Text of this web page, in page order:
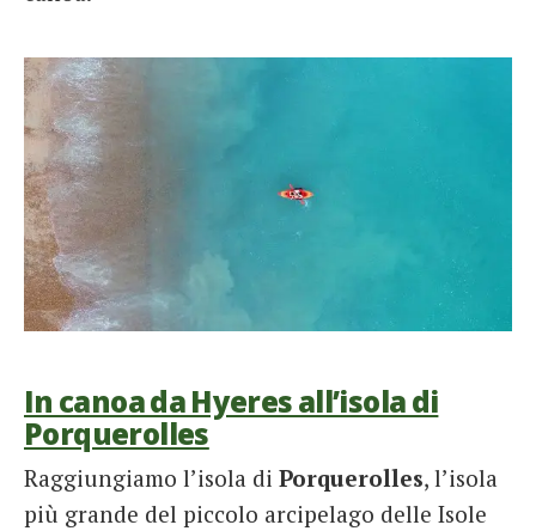
In canoa da Hyeres all’isola di
Porquerolles
Raggiungiamo l’isola di Porquerolles, l’isola
più grande del piccolo arcipelago delle Isole